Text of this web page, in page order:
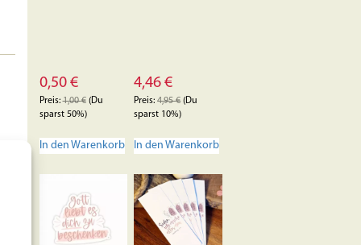
0,50 €
Preis:1,00€(Du
sparst 50%)
In den Warenkorb
4,46€
Preis:4,95€(Du
sparst 10%)
In den Warenkorb